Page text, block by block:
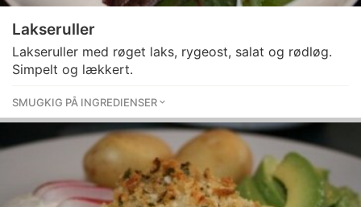
Lakseruller
Lakseruller med røget laks, rygeost, salat og rødløg.
Simpelt og lækkert.
SMUGKIG PÅ INGREDIENSER